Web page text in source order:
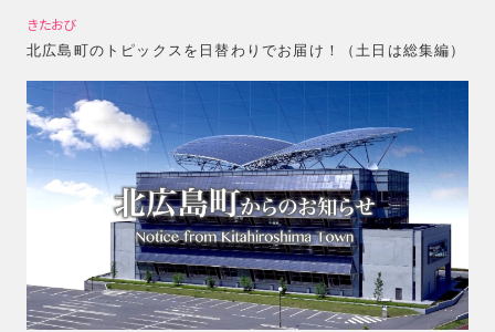
きたおび
北広島町のトピックスを日替わりでお届け！（土日は総集編）